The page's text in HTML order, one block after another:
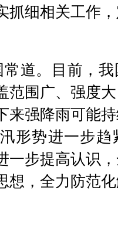
抓细相关工作
道。目前，
范围广、强度
来强降雨可能
形势进一步趋
一步提高认识
想，全力防范